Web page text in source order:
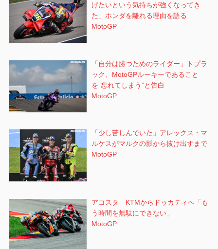
げたいという気持ちが強くなってき
た」ホンダを離れる理由を語る
MotoGP
「自分は勝つためのライダー」トプラ
ック、MotoGPルーキーであること
を”忘れてしまう”と告白
MotoGP
「少し苦しんでいた」アレックス・マ
ルケスがマルクの影から抜け出すまで
MotoGP
アコスタ KTMからドゥカティへ「も
う時間を無駄にできない」
MotoGP